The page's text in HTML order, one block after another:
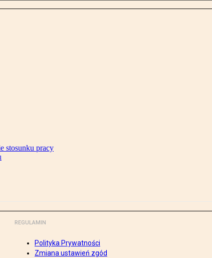
stosunku pracy
REGULAMIN
Polityka Prywatności
Zmiana ustawień zgód